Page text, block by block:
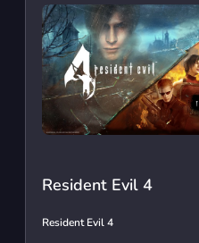
Resident Evil 4
Resident Evil 4